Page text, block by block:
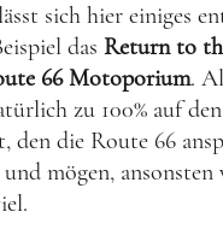
Instagram
sich hier einiges
das Return to
66 Motoporium.
zu 100% auf
den die Route 66
und mögen,